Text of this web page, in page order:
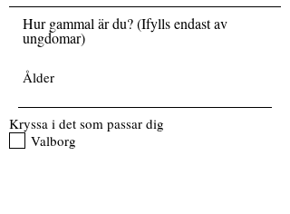
Hur gammal är du? (Ifylls endast av
ungdomar)
Kryssa i det som passar dig
Valborg